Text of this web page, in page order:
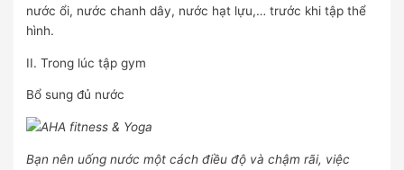
nước ổi, nước chanh dây, nước hạt lựu,… trước khi tập thể
hình.
II. Trong lúc tập gym
Bổ sung đủ nước
Bạn nên uống nước một cách điều độ và chậm rãi, việc